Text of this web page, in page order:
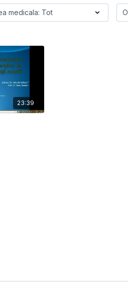
23:39